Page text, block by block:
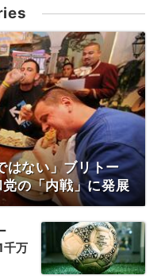
ない」ブリトー
の「内戦」に発展
千万